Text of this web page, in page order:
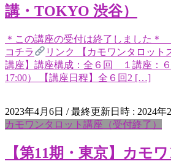
講・TOKYO 渋谷）
＊この講座の受付は終了しました
コチラ
リンク 【カモワンタロット
講座】講座構成：全６回 １講座：
17:00） 【講座日程】全６回2 […]
2023年4月6日 / 最終更新日時 : 2024年
カモワンタロット講座（受付終了）
【第11期・東京】カモ